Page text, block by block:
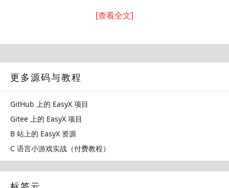
[查看全文]
更多源码与教程
GitHub 上的 EasyX 项目
Gitee 上的 EasyX 项目
B 站上的 EasyX 资源
C 语言小游戏实战（付费教程）